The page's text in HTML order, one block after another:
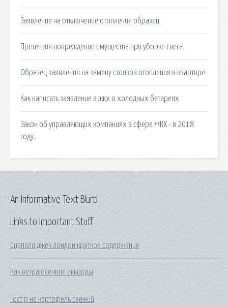
Заявление на отключение отопления образец.
Претензия повреждение имущества при уборке снега.
Образец заявления на замену стояков отопления в квартире.
Как написать заявление в жкх о холодных батареях
Закон об управляющих компаниях в сфере ЖКХ - в 2018
году.
Links to Important Stuff
Сцапали джек лондон краткое содержание
Как ветра осенние аккорды
Гост р на картофель свежий
An Informative Text Blurb